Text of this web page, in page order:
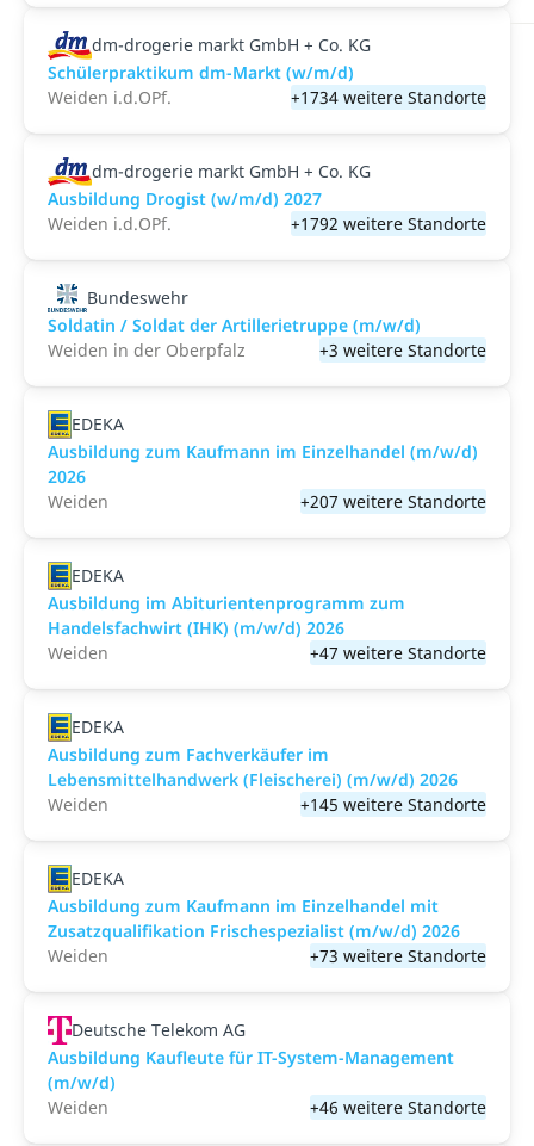
dm-drogerie markt GmbH + Co. KG
Schülerpraktikum dm-Markt (w/m/d)
Weiden i.d.OPf.
+1734 weitere Standorte
dm-drogerie markt GmbH + Co. KG
Ausbildung Drogist (w/m/d) 2027
Weiden i.d.OPf.
+1792 weitere Standorte
Bundeswehr
Soldatin / Soldat der Artillerietruppe (m/w/d)
Weiden in der Oberpfalz
+3 weitere Standorte
EDEKA
Ausbildung zum Kaufmann im Einzelhandel (m/w/d)
2026
Weiden
+207 weitere Standorte
EDEKA
Ausbildung im Abiturientenprogramm zum
Handelsfachwirt (IHK) (m/w/d) 2026
Weiden
+47 weitere Standorte
EDEKA
Ausbildung zum Fachverkäufer im
Lebensmittelhandwerk (Fleischerei) (m/w/d) 2026
Weiden
+145 weitere Standorte
EDEKA
Ausbildung zum Kaufmann im Einzelhandel mit
Zusatzqualifikation Frischespezialist (m/w/d) 2026
Weiden
+73 weitere Standorte
Deutsche Telekom AG
Ausbildung Kaufleute für IT-System-Management
(m/w/d)
Weiden
+46 weitere Standorte